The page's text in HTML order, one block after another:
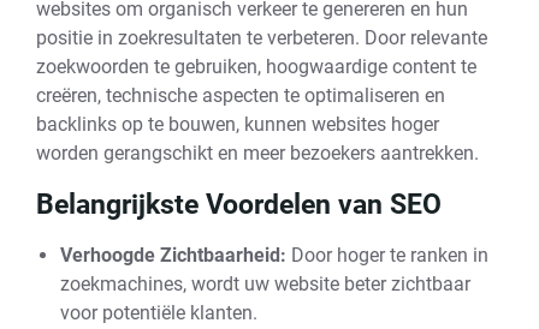
websites om organisch verkeer te genereren en hun
positie in zoekresultaten te verbeteren. Door relevante
zoekwoorden te gebruiken, hoogwaardige content te
creëren, technische aspecten te optimaliseren en
backlinks op te bouwen, kunnen websites hoger
worden gerangschikt en meer bezoekers aantrekken.
Belangrijkste Voordelen van SEO
Verhoogde Zichtbaarheid: Door hoger te ranken in
zoekmachines, wordt uw website beter zichtbaar
voor potentiële klanten.